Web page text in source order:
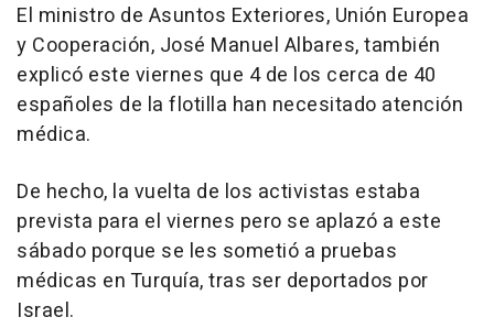
El ministro de Asuntos Exteriores, Unión Europea
y Cooperación, José Manuel Albares, también
explicó este viernes que 4 de los cerca de 40
españoles de la flotilla han necesitado atención
médica.
De hecho, la vuelta de los activistas estaba
prevista para el viernes pero se aplazó a este
sábado porque se les sometió a pruebas
médicas en Turquía, tras ser deportados por
Israel.